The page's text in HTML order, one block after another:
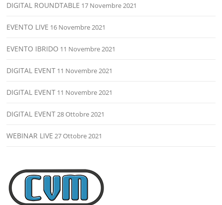
DIGITAL ROUNDTABLE 17 Novembre 2021
EVENTO LIVE 16 Novembre 2021
EVENTO IBRIDO 11 Novembre 2021
DIGITAL EVENT 11 Novembre 2021
DIGITAL EVENT 11 Novembre 2021
DIGITAL EVENT28 Ottobre 2021
WEBINAR LIVE 27 Ottobre 2021